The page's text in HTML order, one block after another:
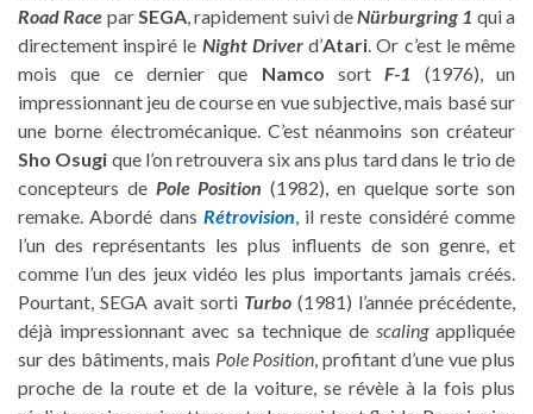
Road Race parSEGA, rapidement suivi deNürburgring 1 qui a
directement inspiré le Night Driverd’Atari. Or c’est le même
mois que ce dernier que Namco sortF-1 (1976), un
impressionnant jeu de course en vue subjective, mais basé sur
une borne électromécanique. C’est néanmoins son créateur
Sho Osugi que l’on retrouvera six ans plus tard dans le trio de
concepteurs de Pole Position (1982), en quelque sorte son
remake. Abordé dans Rétrovision, il reste considéré comme
l’un des représentants les plus influents de son genre, et
comme l’un des jeux vidéo les plus importants jamais créés.
Pourtant, SEGA avait sorti Turbo (1981) l’année précédente,
déjà impressionnant avec sa technique de scalingappliquée
sur des bâtiments, mais Pole Position, profitant d’une vue plus
proche de la route et de la voiture, se révèle à la fois plus